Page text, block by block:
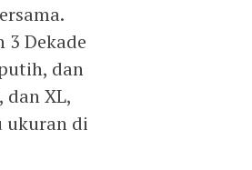
Dekade
dan
dan XL,
ukuran di